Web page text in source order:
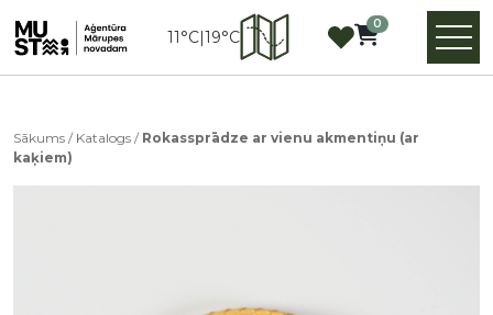
11°C|19°C
0
Sākums / Katalogs / Rokassprādze ar vienu akmentiņu (ar
kaķiem)